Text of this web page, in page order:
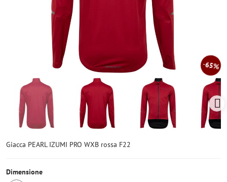
65%
Giacca PEARL IZUMI PRO WXB rossa F22
Dimensione